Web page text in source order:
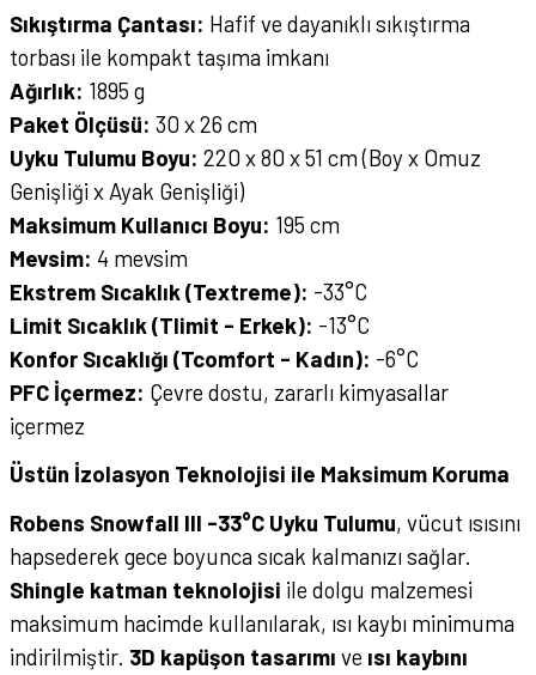
Sıkıştırma Çantası: Hafif ve dayanıklı sıkıştırma
torbası ile kompakt taşıma imkanı
Ağırlık: 1895 g
Paket Ölçüsü: 30 x 26 cm
Uyku Tulumu Boyu: 220 x 80 x 51 cm (Boy x Omuz
Genişliği x Ayak Genişliği)
Maksimum Kullanıcı Boyu: 195 cm
Mevsim: 4 mevsim
Ekstrem Sıcaklık (Textreme): -33°C
Limit Sıcaklık (Tlimit - Erkek): -13°C
Konfor Sıcaklığı (Tcomfort - Kadın): -6°C
PFC İçermez: Çevre dostu, zararlı kimyasallar
içermez
Üstün İzolasyon Teknolojisi ile Maksimum Koruma
Robens Snowfall III -33°C Uyku Tulumu, vücut ısısını
hapsederek gece boyunca sıcak kalmanızı sağlar.
Shingle katman teknolojisi ile dolgu malzemesi
maksimum hacimde kullanılarak, ısı kaybı minimuma
indirilmiştir. 3D kapüşon tasarımı ve ısı kaybını